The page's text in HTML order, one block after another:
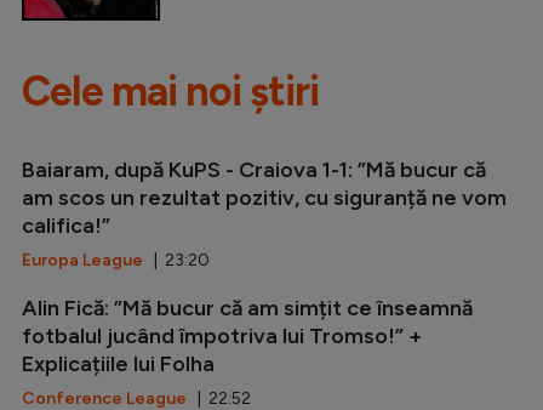
Cele mai noi știri
Baiaram, după KuPS - Craiova 1-1: ”Mă bucur că
am scos un rezultat pozitiv, cu siguranță ne vom
califica!”
Europa League | 23:20
Alin Fică: ”Mă bucur că am simțit ce înseamnă
fotbalul jucând împotriva lui Tromso!” +
Explicațiile lui Folha
Conference League | 22:52